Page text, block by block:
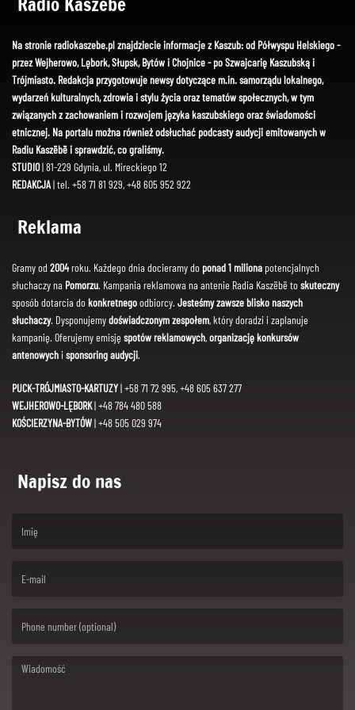
Na stronie radiokaszebe.pl znajdziecie informacje z Kaszub: od Półwyspu Helskiego -
przez Wejherowo, Lębork, Słupsk, Bytów i Chojnice - po Szwajcarię Kaszubską i
Trójmiasto. Redakcja przygotowuje newsy dotyczące m.in. samorządu lokalnego,
wydarzeń kulturalnych, zdrowia i stylu życia oraz tematów społecznych, w tym
związanych z zachowaniem i rozwojem języka kaszubskiego oraz świadomości
etnicznej. Na portalu można również odsłuchać podcasty audycji emitowanych w
Radiu Kaszëbë i sprawdzić, co graliśmy.
STUDIO| 81-229 Gdynia, ul. Mireckiego 12
REDAKCJA| tel. +58 71 81 929, +48 605 952 922
Reklama
Gramy od 2004roku. Każdego dnia docieramy do ponad 1 miliona potencjalnych
słuchaczy na Pomorzu. Kampania reklamowa na antenie Radia Kaszëbë toskuteczny
sposób dotarcia dokonkretnegoodbiorcy. Jesteśmy zawsze blisko naszych
słuchaczy. Dysponujemydoświadczonym zespołem, który doradzi i zaplanuje
kampanię. Oferujemy emisję spotów reklamowych,organizację konkursów
antenowychi sponsoring audycji.
PUCK-TRÓJMIASTO-KARTUZY| +58 71 72 995, +48 605 637 277
WEJHEROWO-LĘBORK| +48 784 480 588
KOŚCIERZYNA-BYTÓW| +48 505 029 974
Napisz do nas